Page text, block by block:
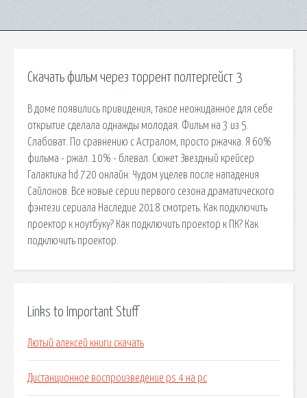
Скачать фильм через торрент полтергейст 3
В доме появились привидения, такое неожиданное для себе
открытие сделала однажды молодая. Фильм на 3 из 5.
Слабоват. По сравнению с Астралом, просто ржачка. Я 60%
фильма - ржал. 10% - блевал. Сюжет Звездный крейсер
Галактика hd 720 онлайн: Чудом уцелев после нападения
Сайлонов. Все новые серии первого сезона драматического
фэнтези сериала Наследие 2018 смотреть. Как подключить
проектор к ноутбуку? Как подключить проектор к ПК? Как
подключить проектор.
Links to Important Stuff
Лютый алексей книги скачать
Дистанционное воспроизведение ps 4 на pc